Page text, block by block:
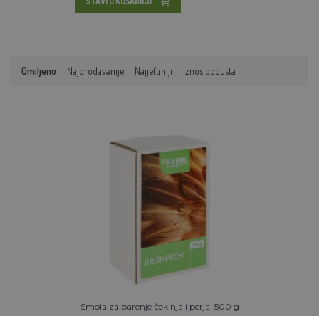
Omiljeno Najprodavanije Najjeftiniji Iznos popusta
Smola za parenje čekinja i perja, 500 g